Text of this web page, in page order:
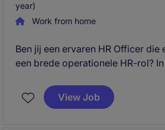
year)
Work from home
Ben jij een ervaren HR Officer die
een brede operationele HR-rol?
dagelijkse HR-processen en ben je
aanspreekpunt voor medewerkers
View Job